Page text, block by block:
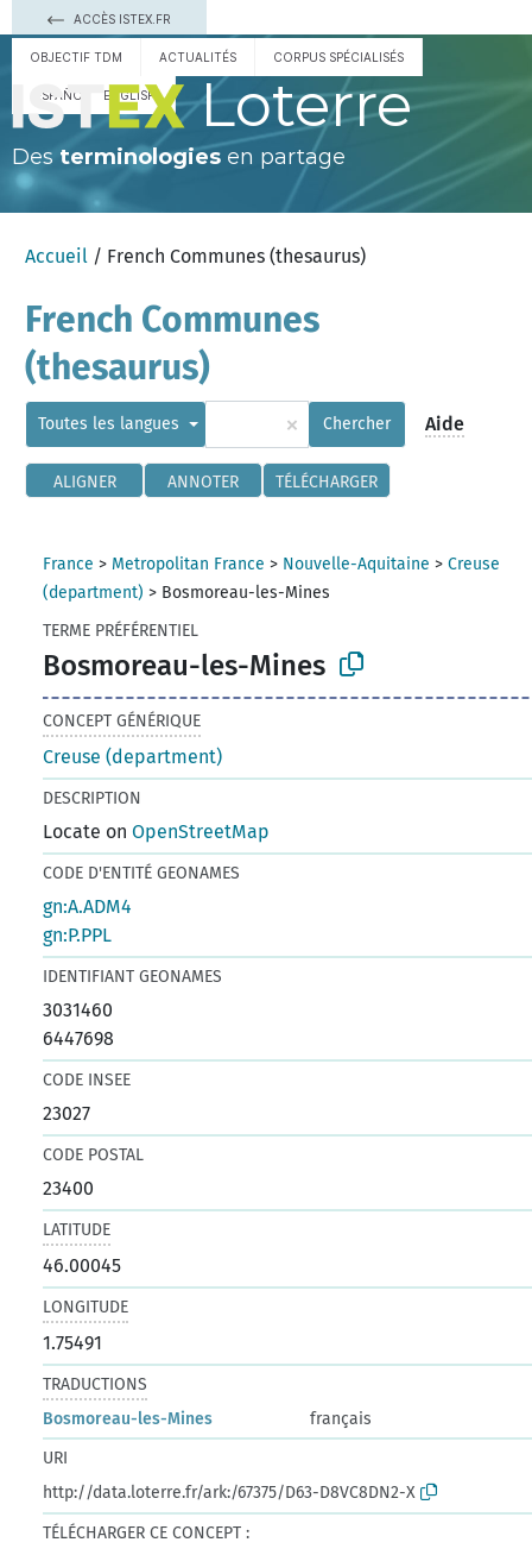
ACCÈS ISTEX.FR
OBJECTIF TDM ACTUALITÉS CORPUS SPÉCIALISÉS
ESPAÑOL ENGLISH Loterre
Des terminologies en partage
Accueil / French Communes (thesaurus)
French Communes
(thesaurus)
Toutes les langues × Chercher Aide
ALIGNER ANNOTER TÉLÉCHARGER
France > Metropolitan France > Nouvelle-Aquitaine >Creuse
(department) > Bosmoreau-les-Mines
TERME PRÉFÉRENTIEL
Bosmoreau-les-Mines
CONCEPT GÉNÉRIQUE
Creuse (department)
DESCRIPTION
Locate onOpenStreetMap
CODE D'ENTITÉ GEONAMES
gn:A.ADM4
gn:P.PPL
IDENTIFIANT GEONAMES
3031460
6447698
CODE INSEE
23027
CODE POSTAL
23400
LATITUDE
46.00045
LONGITUDE
1.75491
TRADUCTIONS
Bosmoreau-les-Mines
français
URI
http://data.loterre.fr/ark:/67375/D63-D8VC8DN2-X
TÉLÉCHARGER CE CONCEPT :